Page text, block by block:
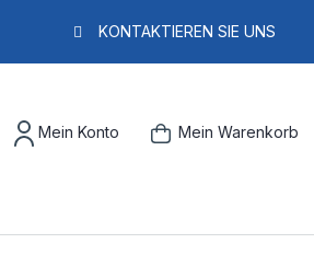
KONTAKTIEREN SIE UNS
Mein Konto Mein Warenkorb